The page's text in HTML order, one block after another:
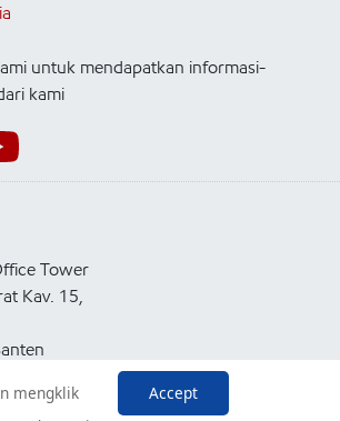
untuk mendapatkan informasi-
kami
Tower
Kav. 15,
Accept
mengklik